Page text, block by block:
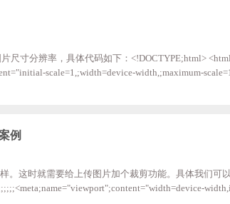
尺寸分辨率，具体代码如下：<!DOCTYPE;html>
scale=1,;width=device-width,;maximum-
例
。这时就需要给上传图片加个裁剪功能。具体我们可